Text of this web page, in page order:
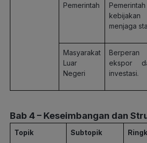
Pemerintah
menjaga
Masyarakat
Luar
Negeri
ekspor
investasi.
Bab 4 – Keseimbangan dan
Topik Subtopik